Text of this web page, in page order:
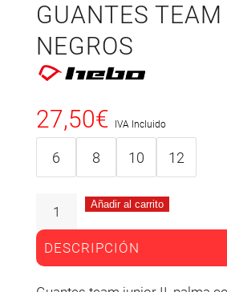
GUANTES TEAM JUNIOR II
NEGROS
27,50€ IVA Incluido
6 8 10 12
Añadir al carrito
DESCRIPCIÓN